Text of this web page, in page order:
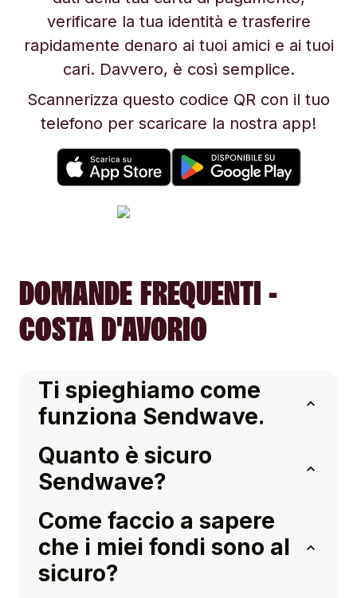
verificare la tua identità e trasferire
rapidamente denaro ai tuoi amici e ai tuoi
cari. Davvero, è così semplice.
Scannerizza questo codice QR con il tuo
telefono per scaricare la nostra app!
DOMANDE FREQUENTI -
COSTA D'AVORIO
Ti spieghiamo come
funziona Sendwave.
Quanto è sicuro
Sendwave?
Come faccio a sapere
che i miei fondi sono al
sicuro?